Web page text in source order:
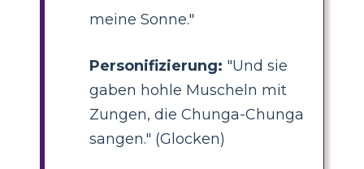
meine Sonne."
Personifizierung: "Und sie
gaben hohle Muscheln mit
Zungen, die Chunga-Chunga
sangen." (Glocken)